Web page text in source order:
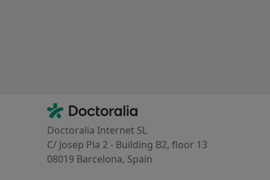
Contacto
Doctoralia - Homepage
Doctoralia Internet SL
C/ Josep Pla 2 - Building B2, floor 13
08019 Barcelona, Spain